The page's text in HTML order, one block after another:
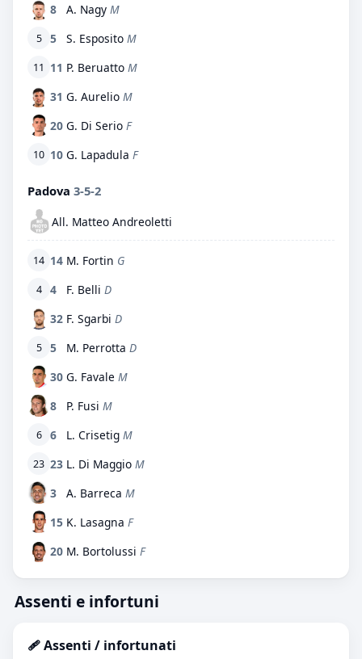
8
A. Nagy M
5 5 S. Esposito M
11 11 P. Beruatto M
31 G. Aurelio M
20 G. Di Serio F
10 10 G. Lapadula F
Padova 3-5-2
All. Matteo Andreoletti
14 14 M. Fortin G
4 4 F. Belli D
32 F. Sgarbi D
5 5 M. Perrotta D
30 G. Favale M
8
P. Fusi M
6 6 L. Crisetig M
23 23 L. Di Maggio M
3
A. Barreca M
15 K. Lasagna F
20 M. Bortolussi F
Assenti e infortuni
🩹 Assenti / infortunati